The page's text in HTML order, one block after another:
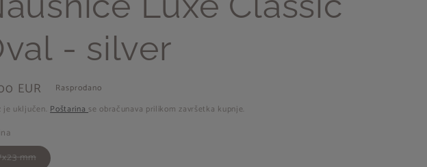
- silver
EUR
Rasprodano
je uključen.Poštarinase obračunava prilikom završetka kupnje.
mmModel